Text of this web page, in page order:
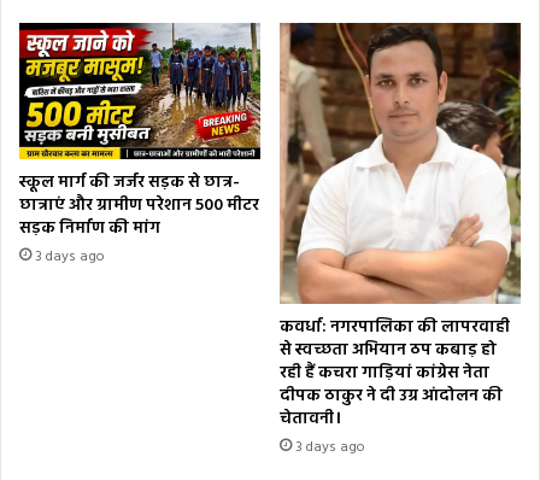
स्कूल मार्ग की जर्जर सड़क से छात्र-
छात्राएं और ग्रामीण परेशान 500 मीटर
सड़क निर्माण की मांग
3 days ago
कवर्धा: नगरपालिका की लापरवाही
से स्वच्छता अभियान ठप कबाड़ हो
रही हैं कचरा गाड़ियां कांग्रेस नेता
दीपक ठाकुर ने दी उग्र आंदोलन की
चेतावनी।
3 days ago